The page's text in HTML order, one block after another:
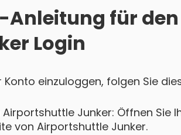
für den
Login
einzuloggen, folgen Sie
Junker: Öffnen Sie
von Airportshuttle Junker.